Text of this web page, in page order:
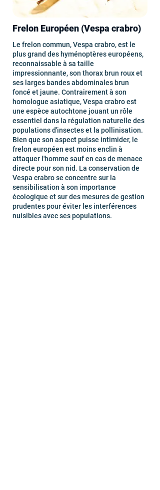
Frelon Européen (Vespa crabro)
Le frelon commun, Vespa crabro, est le
plus grand des hyménoptères européens,
reconnaissable à sa taille
impressionnante, son thorax brun roux et
ses larges bandes abdominales brun
foncé et jaune. Contrairement à son
homologue asiatique, Vespa crabro est
une espèce autochtone jouant un rôle
essentiel dans la régulation naturelle des
populations d'insectes et la pollinisation.
Bien que son aspect puisse intimider, le
frelon européen est moins enclin à
attaquer l'homme sauf en cas de menace
directe pour son nid. La conservation de
Vespa crabro se concentre sur la
sensibilisation à son importance
écologique et sur des mesures de gestion
prudentes pour éviter les interférences
nuisibles avec ses populations.